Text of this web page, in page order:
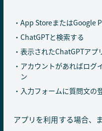
App StoreまたはGoogle
ChatGPTと検索する
表示されたChatGPTアプ
アカウントがあればログ
ン
入力フォームに質問文の
アプリを利用する場合、